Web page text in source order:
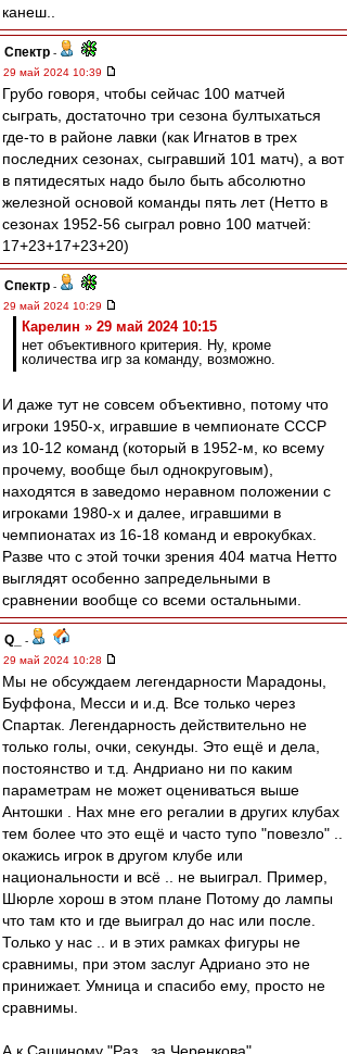
канеш..
Спектр -
29 май 2024 10:39
Грубо говоря, чтобы сейчас 100 матчей
сыграть, достаточно три сезона бултыхаться
где-то в районе лавки (как Игнатов в трех
последних сезонах, сыгравший 101 матч), а вот
в пятидесятых надо было быть абсолютно
железной основой команды пять лет (Нетто в
сезонах 1952-56 сыграл ровно 100 матчей:
17+23+17+23+20)
Спектр -
29 май 2024 10:29
Карелин » 29 май 2024 10:15
нет объективного критерия. Ну, кроме
количества игр за команду, возможно.
И даже тут не совсем объективно, потому что
игроки 1950-х, игравшие в чемпионате СССР
из 10-12 команд (который в 1952-м, ко всему
прочему, вообще был однокруговым),
находятся в заведомо неравном положении с
игроками 1980-х и далее, игравшими в
чемпионатах из 16-18 команд и еврокубках.
Разве что с этой точки зрения 404 матча Нетто
выглядят особенно запредельными в
сравнении вообще со всеми остальными.
Q_
-
29 май 2024 10:28
Мы не обсуждаем легендарности Марадоны,
Буффона, Месси и и.д. Все только через
Спартак. Легендарность действительно не
только голы, очки, секунды. Это ещё и дела,
постоянство и т.д. Андриано ни по каким
параметрам не может оцениваться выше
Антошки . Нах мне его регалии в других клубах
тем более что это ещё и часто тупо "повезло" ..
окажись игрок в другом клубе или
национальности и всё .. не выиграл. Пример,
Шюрле хорош в этом плане Потому до лампы
что там кто и где выиграл до нас или после.
Только у нас .. и в этих рамках фигуры не
сравнимы, при этом заслуг Адриано это не
принижает. Умница и спасибо ему, просто не
сравнимы.